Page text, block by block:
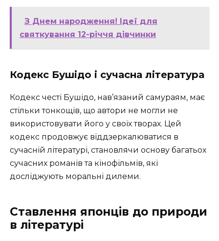
З Днем народження! Ідеї для
святкування 12-річчя дівчинки
Кодекс Бушідо і сучасна література
Кодекс честі Бушідо, нав’язаний самураям, має
стільки тонкощів, що автори не могли не
використовувати його у своїх творах. Цей
кодекс продовжує віддзеркалюватися в
сучасній літературі, становлячи основу багатьох
сучасних романів та кінофільмів, які
досліджують моральні дилеми.
Ставлення японців до природи
в літературі